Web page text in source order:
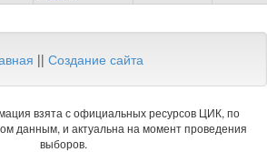
|| Создание сайта
взята с официальных ресурсов ЦИК, по
данным, и актуальна на момент проведения
выборов.